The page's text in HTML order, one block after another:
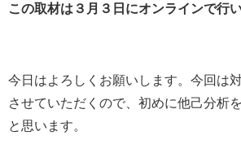
この取材は３月３日にオンラインで行い
今日はよろしくお願いします。今回は
させていただくので、初めに他己分析
と思います。